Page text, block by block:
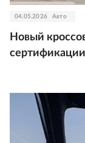
04.05.2026 Авто
Новый